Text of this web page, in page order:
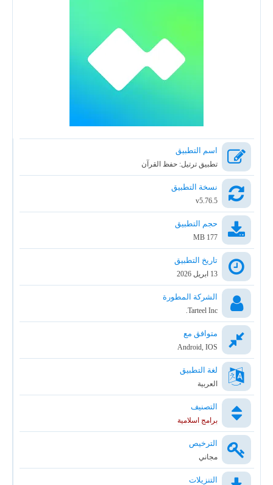
اسم التطبيق
تطبيق ترتيل: حفظ القرآن
نسخة التطبيق
v5.76.5
حجم التطبيق
177 MB
تاريخ التطبيق
13 ابريل 2026
الشركة المطورة
Tarteel Inc.
متوافق مع
Android, IOS
لغة التطبيق
العربية
التصنيف
برامج اسلامية
الترخيص
مجاني
التنزيلات